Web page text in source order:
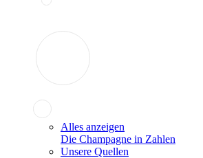
Alles anzeigen
Die Champagne in Zahlen
Unsere Quellen